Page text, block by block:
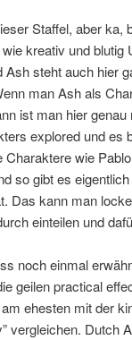
Staffel, aber ka,
kreativ und blutig
Ash steht auch hier
man Ash als
ist man hier
explored und
Charaktere wie
so gibt es
Das kann man
einteilen und
noch einmal
geilen practical
ehesten mit der
vergleichen. Dutch